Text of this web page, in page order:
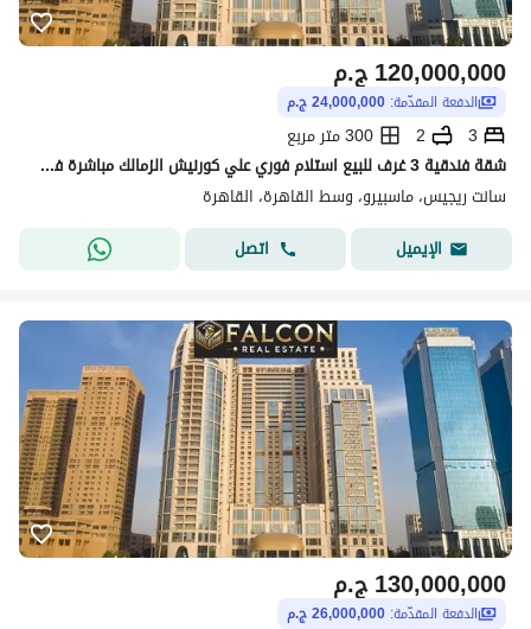
ج.م120,000,000
الدفعة المقدّمة: 24,000,000 ج.م
3
2
300 متر مربع
شقة فندقية 3 غرف للبيع استلام فوري علي كورنيش الزمالك مباشرة في سانت ريجيس
سانت ريجيس، ماسبيرو، وسط القاهرة، القاهرة
الإيميل
اتصل
ج.م130,000,000
الدفعة المقدّمة: 26,000,000 ج.م